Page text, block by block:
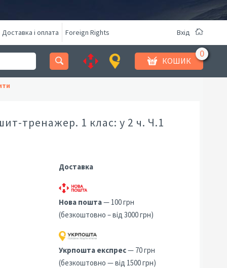
Доставка і оплата Foreign Rights Вхід
КОШИК
тренажер. 1 клас: у 2 ч. Ч.1
Доставка
Нова пошта— 100 грн
(безкоштовно – від 3000 грн)
Укрпошта експрес— 70 грн
(безкоштовно — від 1500 грн)